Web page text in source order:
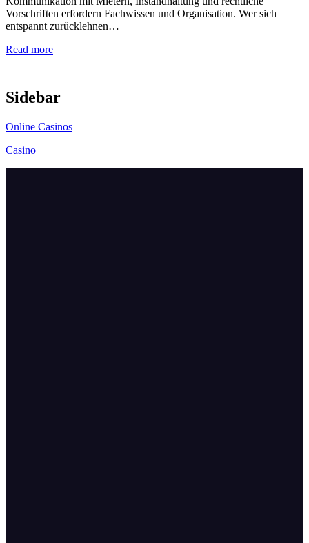
Vorschriften erfordern Fachwissen und Organisation. Wer sich
entspannt zurücklehnen…
Read more
Sidebar
Online Casinos
Casino